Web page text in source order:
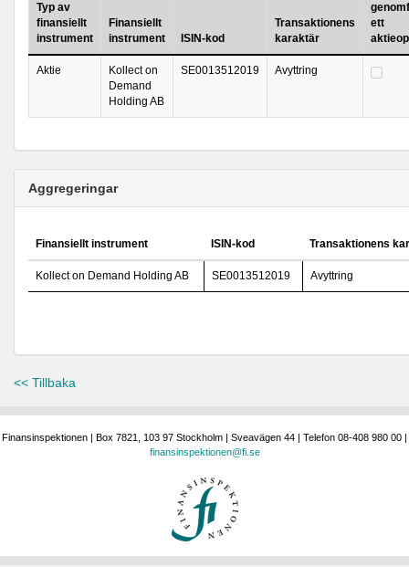
Typ av
finansiellt
instrument
Finansiellt
instrument
ISIN-kod
Transaktionens
karaktär
ett
Aktie
Kollect on
Demand
Holding AB
SE0013512019 Avyttring
Aggregeringar
Finansiellt instrument ISIN-kod Transaktionens
Kollect on Demand Holding AB SE0013512019 Avyttring
<< Tillbaka
Finansinspektionen | Box 7821, 103 97 Stockholm | Sveavägen 44 | Telefon 08-408 980 00 |
finansinspektionen@fi.se